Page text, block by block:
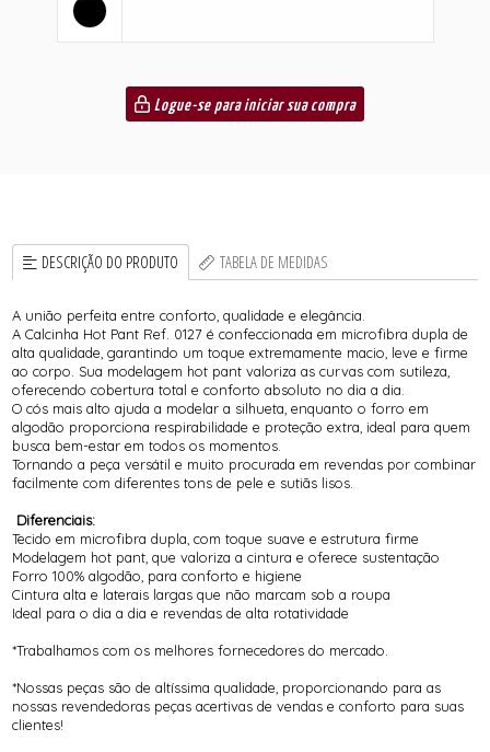
Logue-se para iniciar sua compra
DESCRIÇÃO DO PRODUTO TABELA DE MEDIDAS
A união perfeita entre conforto, qualidade e elegância.
A Calcinha Hot Pant Ref. 0127 é confeccionada em microfibra dupla de
alta qualidade, garantindo um toque extremamente macio, leve e firme
ao corpo. Sua modelagem hot pant valoriza as curvas com sutileza,
oferecendo cobertura total e conforto absoluto no dia a dia.
O cós mais alto ajuda a modelar a silhueta, enquanto o forro em
algodão proporciona respirabilidade e proteção extra, ideal para quem
busca bem-estar em todos os momentos.
Tornando a peça versátil e muito procurada em revendas por combinar
facilmente com diferentes tons de pele e sutiãs lisos.
Diferenciais:
Tecido em microfibra dupla, com toque suave e estrutura firme
Modelagem hot pant, que valoriza a cintura e oferece sustentação
Forro 100% algodão, para conforto e higiene
Cintura alta e laterais largas que não marcam sob a roupa
Ideal para o dia a dia e revendas de alta rotatividade
*Trabalhamos com os melhores fornecedores do mercado.
*Nossas peças são de altíssima qualidade, proporcionando para as
nossas revendedoras peças acertivas de vendas e conforto para suas
clientes!